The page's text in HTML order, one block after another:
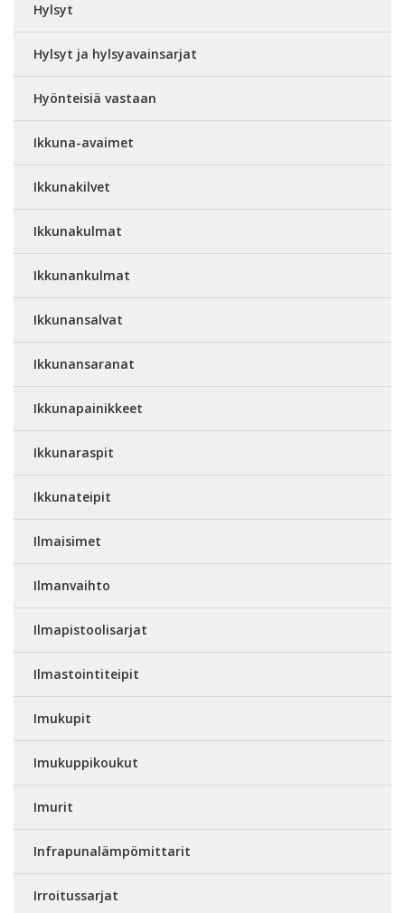
Hylsyt
Hylsyt ja hylsyavainsarjat
Hyönteisiä vastaan
Ikkuna-avaimet
Ikkunakilvet
Ikkunakulmat
Ikkunankulmat
Ikkunansalvat
Ikkunansaranat
Ikkunapainikkeet
Ikkunaraspit
Ikkunateipit
Ilmaisimet
Ilmanvaihto
Ilmapistoolisarjat
Ilmastointiteipit
Imukupit
Imukuppikoukut
Imurit
Infrapunalämpömittarit
Irroitussarjat